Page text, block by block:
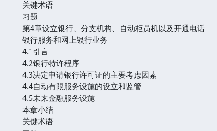
关键术语
习题
第4章设立银行、分支机构、自动柜员机以及开通电话
银行服务和网上银行业务
4.1引言
4.2银行特许程序
4.3决定申请银行许可证的主要考虑因素
4.4自动有限服务设施的设立和监管
4.5未来金融服务设施
本章小结
关键术语